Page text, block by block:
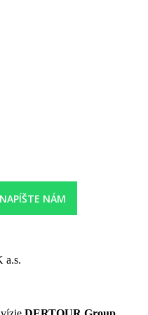
bufetu
à la carte (nutná
a nealkoholické nápoje
vstupom do mora je oddelená
lehátka a slnečníky
nápoje).
stolný tenis, kolky, lukostreľba,
v rámci animačných
NÁM
a.s.